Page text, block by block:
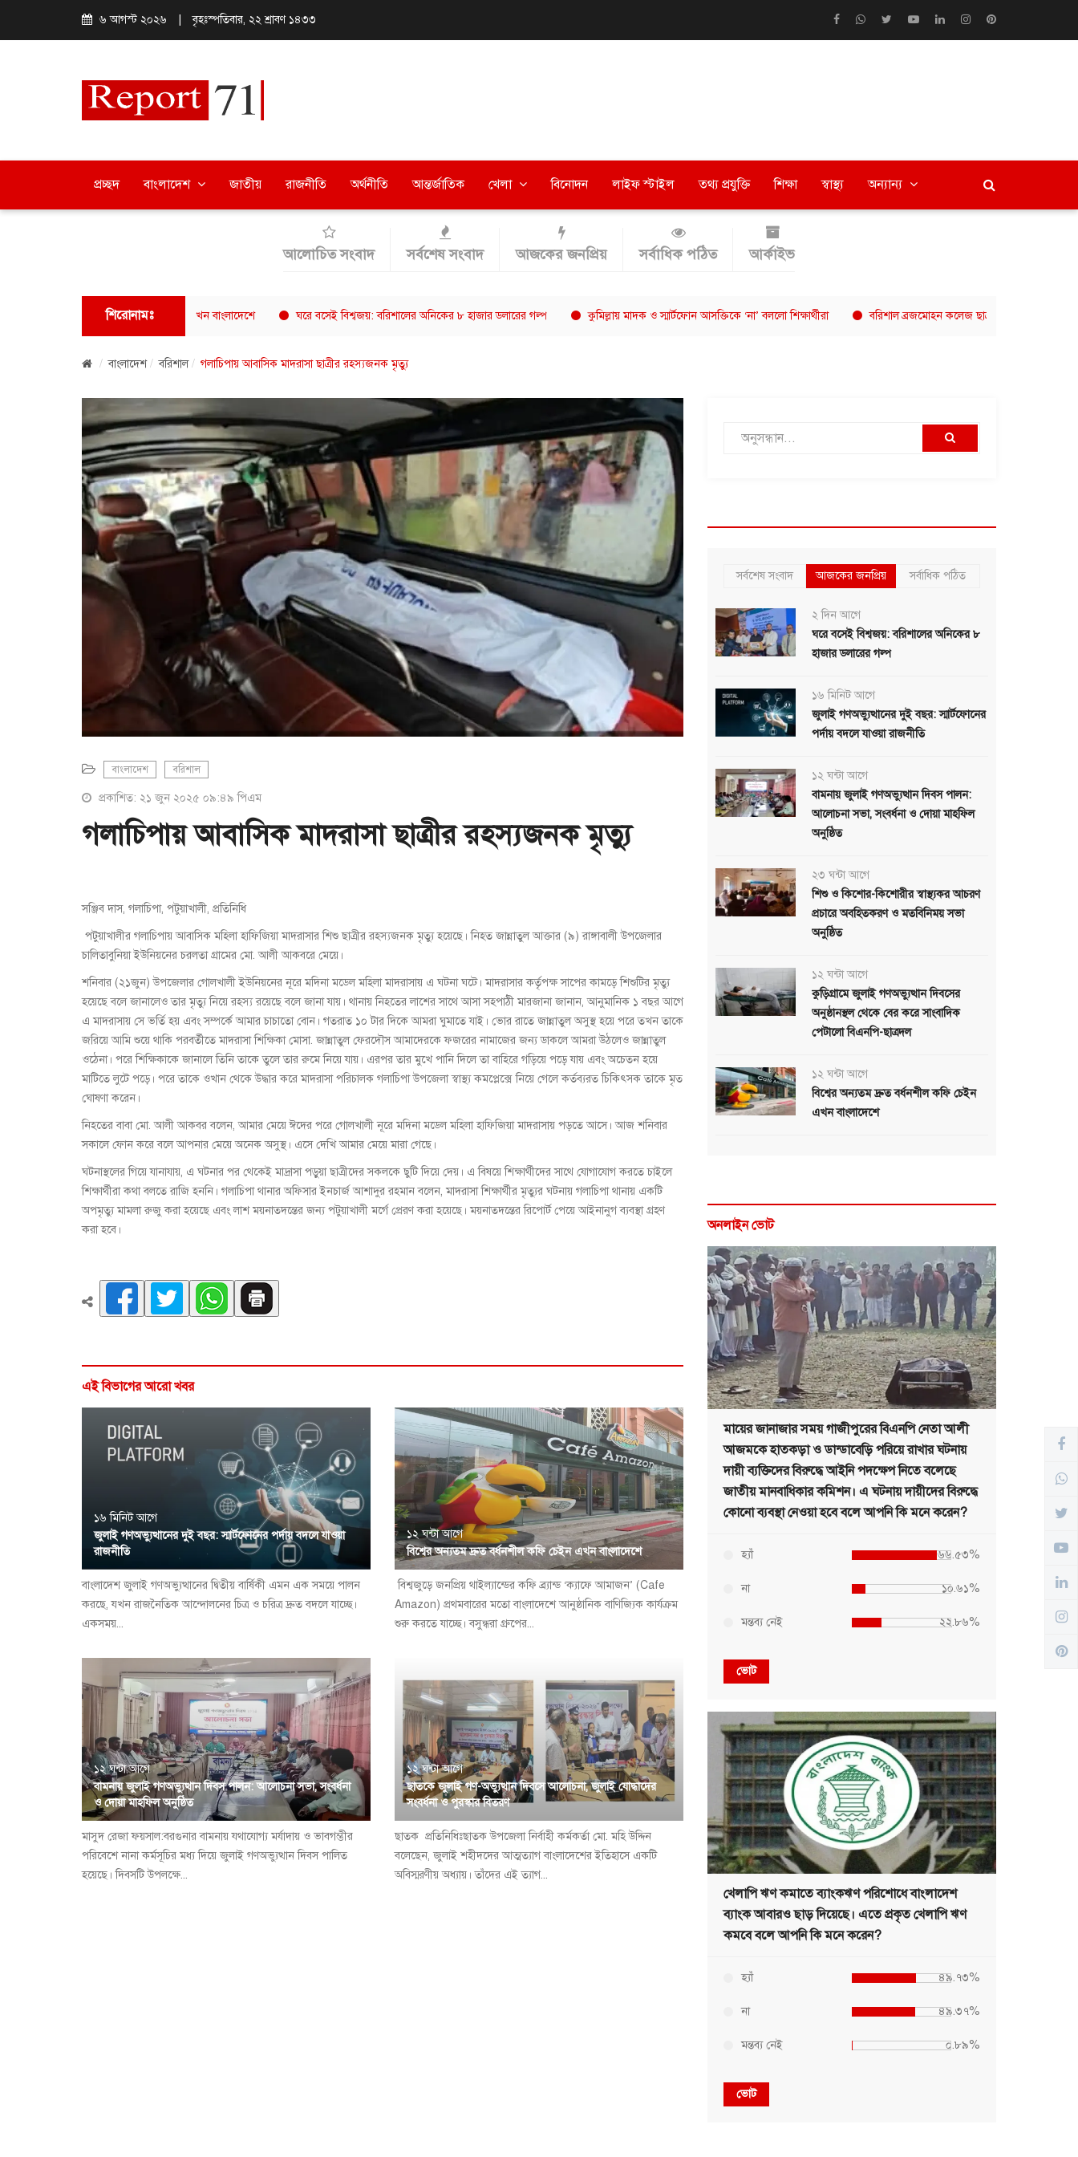
৬ আগস্ট ২০২৬ বৃহঃস্পতিবার, ২২ শ্রাবণ ১৪৩৩
প্রচ্ছদ বাংলাদেশ জাতীয় রাজনীতি অর্থনীতি আন্তর্জাতিক খেলা বিনোদন লাইফ স্টাইল তথ্য প্রযুক্তি শিক্ষা স্বাস্থ্য অন্যান্য
আলোচিত সংবাদ সর্বশেষ সংবাদ আজকের জনপ্রিয় সর্বাধিক পঠিত আর্কাইভ
শিরোনামঃ
অন্যতম দ্রুত বর্ধনশীল কফি চেইন এখন বাংলাদেশে ঘরে বসেই বিশ্বজয়: বরিশালের অনিকের ৮ হাজার ডলারের গল্প কুমিল্লায় মাদক ও স্মার্টফোন আসক্তিকে ‘না’ বললো শিক্ষার্থীরা বরিশাল ব্রজমোহন কলেজ ছাত্র ইউনিয়নের নেতৃত্বে মারজান,
বাংলাদেশ বরিশাল গলাচিপায় আবাসিক মাদরাসা ছাত্রীর রহস্যজনক মৃত্যু
বাংলাদেশ বরিশাল
প্রকাশিত: ২১ জুন ২০২৫ ০৯:৪৯ পিএম
গলাচিপায় আবাসিক মাদরাসা ছাত্রীর রহস্যজনক মৃত্যু
সঞ্জিব দাস, গলাচিপা, পটুয়াখালী, প্রতিনিধি
পটুয়াখালীর গলাচিপায় আবাসিক মহিলা হাফিজিয়া মাদরাসার শিশু ছাত্রীর রহস্যজনক মৃত্যু হয়েছে। নিহত জান্নাতুল আক্তার (৯) রাঙ্গাবালী উপজেলার
চালিতাবুনিয়া ইউনিয়নের চরলতা গ্রামের মো. আলী আকবরে মেয়ে।
শনিবার (২১জুন) উপজেলার গোলখালী ইউনিয়নের নূরে মদিনা মডেল মহিলা মাদরাসায় এ ঘটনা ঘটে। মাদরাসার কর্তৃপক্ষ সাপের কামড়ে শিশুটির মৃত্যু
হয়েছে বলে জানালেও তার মৃত্যু নিয়ে রহস্য রয়েছে বলে জানা যায়। থানায় নিহতের লাশের সাথে আসা সহপাঠী মারজানা জানান, আনুমানিক ১ বছর আগে
এ মাদরাসায় সে ভর্তি হয় এবং সম্পর্কে আমার চাচাতো বোন। গতরাত ১০ টার দিকে আমরা ঘুমাতে যাই। ভোর রাতে জান্নাতুল অসুস্থ হয়ে পরে তখন তাকে
জরিয়ে আমি শুয়ে থাকি পরবর্তীতে মাদরাসা শিক্ষিকা মোসা. জান্নাতুল ফেরদৌস আমাদেরকে ফজরের নামাজের জন্য ডাকলে আমরা উঠলেও জান্নাতুল
ওঠেনা। পরে শিক্ষিকাকে জানালে তিনি তাকে তুলে তার রুমে নিয়ে যায়। এরপর তার মুখে পানি দিলে তা বাহিরে গড়িয়ে পড়ে যায় এবং অচেতন হয়ে
মাটিতে লুটে পড়ে। পরে তাকে ওখান থেকে উদ্ধার করে মাদরাসা পরিচালক গলাচিপা উপজেলা স্বাস্থ্য কমপ্লেক্সে নিয়ে গেলে কর্তব্যরত চিকিৎসক তাকে মৃত
ঘোষণা করেন।
নিহতের বাবা মো. আলী আকবর বলেন, আমার মেয়ে ঈদের পরে গোলখালী নূরে মদিনা মডেল মহিলা হাফিজিয়া মাদরাসায় পড়তে আসে। আজ শনিবার
সকালে ফোন করে বলে আপনার মেয়ে অনেক অসুস্থ। এসে দেখি আমার মেয়ে মারা গেছে।
ঘটনাস্থলের গিয়ে যানাযায়, এ ঘটনার পর থেকেই মাদ্রাসা পড়ুয়া ছাত্রীদের সকলকে ছুটি দিয়ে দেয়। এ বিষয়ে শিক্ষার্থীদের সাথে যোগাযোগ করতে চাইলে
শিক্ষার্থীরা কথা বলতে রাজি হননি। গলাচিপা থানার অফিসার ইনচার্জ আশাদুর রহমান বলেন, মাদরাসা শিক্ষার্থীর মৃত্যুর ঘটনায় গলাচিপা থানায় একটি
অপমৃত্যু মামলা রুজু করা হয়েছে এবং লাশ ময়নাতদন্তের জন্য পটুয়াখালী মর্গে প্রেরণ করা হয়েছে। ময়নাতদন্তের রিপোর্ট পেয়ে আইনানুগ ব্যবস্থা গ্রহণ
করা হবে।
এই বিভাগের আরো খবর
১৬ মিনিট আগে
জুলাই গণঅভ্যুত্থানের দুই বছর: স্মার্টফোনের পর্দায় বদলে যাওয়া
রাজনীতি
বাংলাদেশ জুলাই গণঅভ্যুত্থানের দ্বিতীয় বার্ষিকী এমন এক সময়ে পালন
করছে, যখন রাজনৈতিক আন্দোলনের চিত্র ও চরিত্র দ্রুত বদলে যাচ্ছে।
একসময়...
১২ ঘন্টা আগে
বিশ্বের অন্যতম দ্রুত বর্ধনশীল কফি চেইন এখন বাংলাদেশে
বিশ্বজুড়ে জনপ্রিয় থাইল্যান্ডের কফি ব্র্যান্ড ‘ক্যাফে আমাজন’ (Cafe
Amazon) প্রথমবারের মতো বাংলাদেশে আনুষ্ঠানিক বাণিজ্যিক কার্যক্রম
শুরু করতে যাচ্ছে। বসুন্ধরা গ্রুপের...
১২ ঘন্টা আগে
বামনায় জুলাই গণঅভ্যুত্থান দিবস পালন: আলোচনা সভা, সংবর্ধনা
ও দোয়া মাহফিল অনুষ্ঠিত
​মাসুদ রেজা ফয়সাল:বরগুনার বামনায় যথাযোগ্য মর্যাদায় ও ভাবগম্ভীর
পরিবেশে নানা কর্মসূচির মধ্য দিয়ে জুলাই গণঅভ্যুত্থান দিবস পালিত
হয়েছে। দিবসটি উপলক্ষে...
১২ ঘন্টা আগে
ছাতকে জুলাই গণ-অভ্যুত্থান দিবসে আলোচনা, জুলাই যোদ্ধাদের
সংবর্ধনা ও পুরস্কার বিতরণ
ছাতক প্রতি‌নি‌ধিঃছাতক উপজেলা নির্বাহী কর্মকর্তা মো. মহি উদ্দিন
বলেছেন, জুলাই শহীদদের আত্মত্যাগ বাংলাদেশের ইতিহাসে একটি
অবিস্মরণীয় অধ্যায়। তাঁদের এই ত্যাগ...
সর্বশেষ সংবাদ আজকের জনপ্রিয় সর্বাধিক পঠিত
২ দিন আগে
ঘরে বসেই বিশ্বজয়: বরিশালের অনিকের ৮
হাজার ডলারের গল্প
১৬ মিনিট আগে
জুলাই গণঅভ্যুত্থানের দুই বছর: স্মার্টফোনের
পর্দায় বদলে যাওয়া রাজনীতি
১২ ঘন্টা আগে
বামনায় জুলাই গণঅভ্যুত্থান দিবস পালন:
আলোচনা সভা, সংবর্ধনা ও দোয়া মাহফিল
অনুষ্ঠিত
২৩ ঘন্টা আগে
শিশু ও কিশোর-কিশোরীর স্বাস্থ্যকর আচরণ
প্রচারে অবহিতকরণ ও মতবিনিময় সভা
অনুষ্ঠিত
১২ ঘন্টা আগে
কুড়িগ্রামে জুলাই গণঅভ্যুত্থান দিবসের
অনুষ্ঠানস্থল থেকে বের করে সাংবাদিক
পেটালো বিএনপি-ছাত্রদল
১২ ঘন্টা আগে
বিশ্বের অন্যতম দ্রুত বর্ধনশীল কফি চেইন
এখন বাংলাদেশে
অনলাইন ভোট
মায়ের জানাজার সময় গাজীপুরের বিএনপি নেতা আলী
আজমকে হাতকড়া ও ডান্ডাবেড়ি পরিয়ে রাখার ঘটনায়
দায়ী ব্যক্তিদের বিরুদ্ধে আইনি পদক্ষেপ নিতে বলেছে
জাতীয় মানবাধিকার কমিশন। এ ঘটনায় দায়ীদের বিরুদ্ধে
কোনো ব্যবস্থা নেওয়া হবে বলে আপনি কি মনে করেন?
হ্যাঁ ৬৬.৫৩%
না ১০.৬১%
মন্তব্য নেই ২২.৮৬%
ভোট
খেলাপি ঋণ কমাতে ব্যাংকঋণ পরিশোধে বাংলাদেশ
ব্যাংক আবারও ছাড় দিয়েছে। এতে প্রকৃত খেলাপি ঋণ
কমবে বলে আপনি কি মনে করেন?
হ্যাঁ ৪৯.৭৩%
না ৪৯.৩৭%
মন্তব্য নেই ০.৮৯%
ভোট